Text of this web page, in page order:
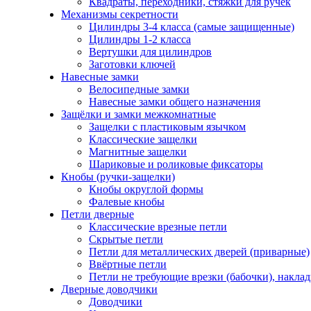
Механизмы секретности
Цилиндры 3-4 класса (самые защищенные)
Цилиндры 1-2 класса
Вертушки для цилиндров
Заготовки ключей
Навесные замки
Велосипедные замки
Навесные замки общего назначения
Защёлки и замки межкомнатные
Защелки с пластиковым язычком
Классические защелки
Магнитные защелки
Шариковые и роликовые фиксаторы
Кнобы (ручки-защелки)
Кнобы округлой формы
Фалевые кнобы
Петли дверные
Классические врезные петли
Скрытые петли
Петли для металлических дверей (приварные)
Ввёртные петли
Петли не требующие врезки (бабочки),
Дверные доводчики
Доводчики